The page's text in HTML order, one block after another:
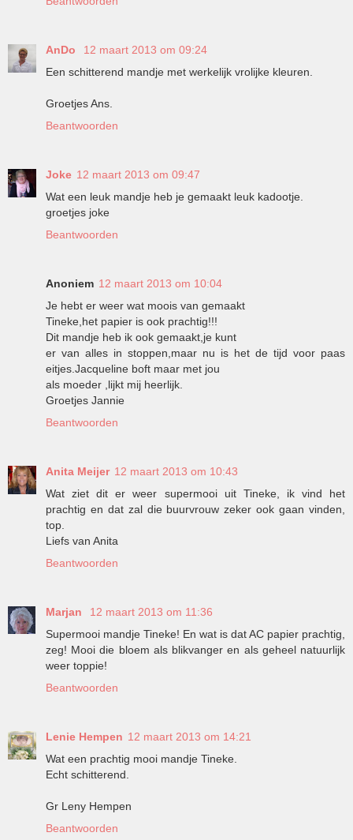
AnDo
12 maart 2013 om 09:24
Een schitterend mandje met werkelijk vrolijke kleuren.
Groetjes Ans.
Beantwoorden
Joke 12 maart 2013 om 09:47
Wat een leuk mandje heb je gemaakt leuk kadootje.
groetjes joke
Beantwoorden
Anoniem 12 maart 2013 om 10:04
Je hebt er weer wat moois van gemaakt
Tineke,het papier is ook prachtig!!!
Dit mandje heb ik ook gemaakt,je kunt
er van alles in stoppen,maar nu is het de tijd voor paas
eitjes.Jacqueline boft maar met jou
als moeder ,lijkt mij heerlijk.
Groetjes Jannie
Beantwoorden
Anita Meijer 12 maart 2013 om 10:43
Wat ziet dit er weer supermooi uit Tineke, ik vind het
prachtig en dat zal die buurvrouw zeker ook gaan vinden,
top.
Liefs van Anita
Beantwoorden
Marjan
12 maart 2013 om 11:36
Supermooi mandje Tineke! En wat is dat AC papier prachtig,
zeg! Mooi die bloem als blikvanger en als geheel natuurlijk
weer toppie!
Beantwoorden
Lenie Hempen 12 maart 2013 om 14:21
Wat een prachtig mooi mandje Tineke.
Echt schitterend.
Gr Leny Hempen
Beantwoorden